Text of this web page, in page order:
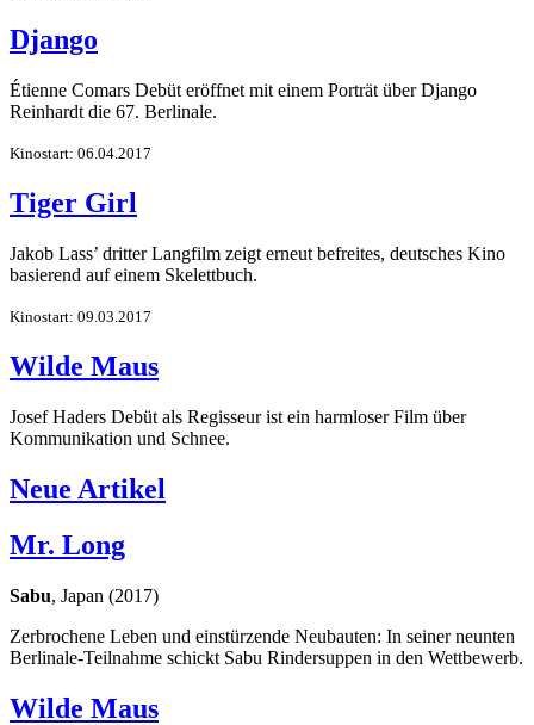
Django
Étienne Comars Debüt eröffnet mit einem Porträt über Django
Reinhardt die 67. Berlinale.
Kinostart: 06.04.2017
Tiger Girl
Jakob Lass’ dritter Langfilm zeigt erneut befreites, deutsches Kino
basierend auf einem Skelettbuch.
Kinostart: 09.03.2017
Wilde Maus
Josef Haders Debüt als Regisseur ist ein harmloser Film über
Kommunikation und Schnee.
Neue Artikel
Mr. Long
Sabu, Japan (2017)
Zerbrochene Leben und einstürzende Neubauten: In seiner neunten
Berlinale-Teilnahme schickt Sabu Rindersuppen in den Wettbewerb.
Wilde Maus